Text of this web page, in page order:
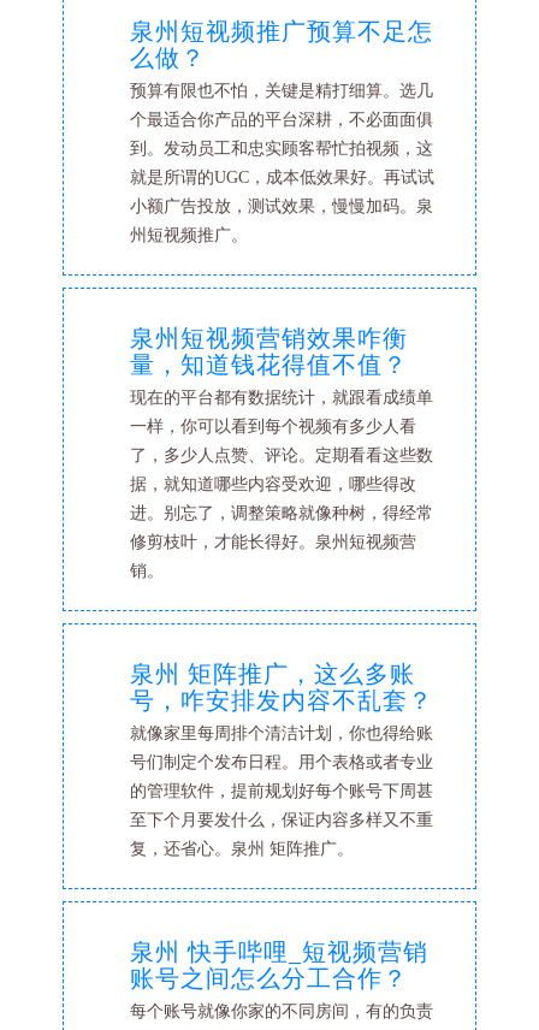
泉州短视频推广预算不足怎
么做？
预算有限也不怕，关键是精打细算。选几
个最适合你产品的平台深耕，不必面面俱
到。发动员工和忠实顾客帮忙拍视频，这
就是所谓的UGC，成本低效果好。再试试
小额广告投放，测试效果，慢慢加码。泉
州短视频推广。
泉州短视频营销效果咋衡
量，知道钱花得值不值？
现在的平台都有数据统计，就跟看成绩单
一样，你可以看到每个视频有多少人看
了，多少人点赞、评论。定期看看这些数
据，就知道哪些内容受欢迎，哪些得改
进。别忘了，调整策略就像种树，得经常
修剪枝叶，才能长得好。泉州短视频营
销。
泉州 矩阵推广，这么多账
号，咋安排发内容不乱套？
就像家里每周排个清洁计划，你也得给账
号们制定个发布日程。用个表格或者专业
的管理软件，提前规划好每个账号下周甚
至下个月要发什么，保证内容多样又不重
复，还省心。泉州 矩阵推广。
泉州 快手哔哩_短视频营销
账号之间怎么分工合作？
每个账号就像你家的不同房间，有的负责